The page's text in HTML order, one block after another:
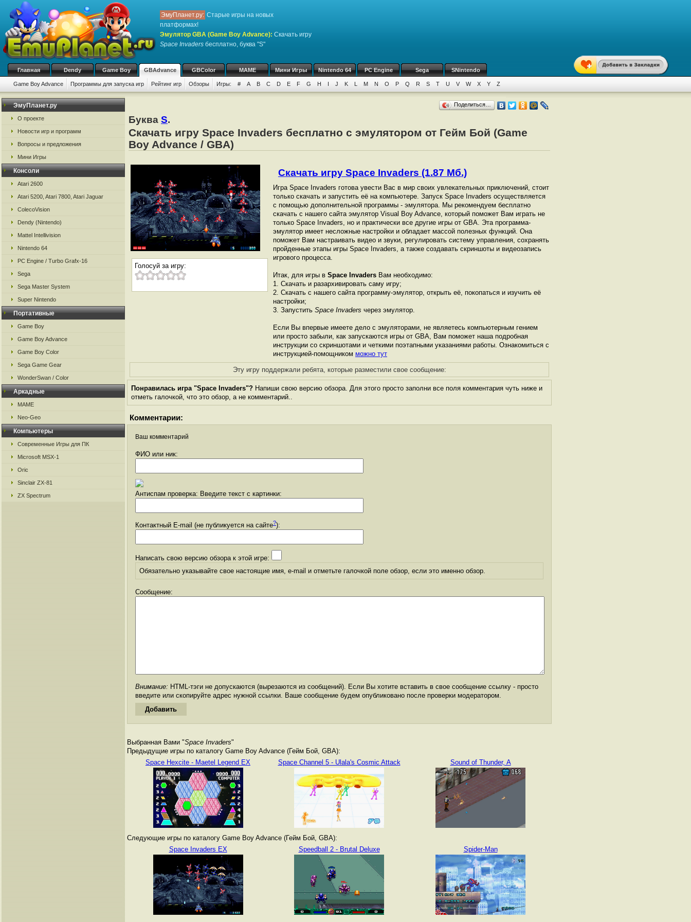
ЭмуПланет.ру: Старые игры на новых
платформах!
Эмулятор GBA (Game Boy Advance): Скачать игру
Space Invaders бесплатно, буква "S"
Главная Dendy Game Boy GBAdvance GBColor MAME Мини Игры Nintendo 64 PC Engine Sega SNintendo
Game Boy Advance Программы для запуска игр Рейтинг игр Обзоры Игры: # A B C D E F G H I J K L M N O P Q R S T U V W X Y Z
ЭмуПланет.ру
О проекте
Новости игр и программ
Вопросы и предложения
Мини Игры
Консоли
Atari 2600
Atari 5200, Atari 7800, Atari Jaguar
ColecoVision
Dendy (Nintendo)
Mattel Intellivision
Nintendo 64
PC Engine / Turbo Grafx-16
Sega
Sega Master System
Super Nintendo
Портативные
Game Boy
Game Boy Advance
Game Boy Color
Sega Game Gear
WonderSwan / Color
Аркадные
MAME
Neo-Geo
Компьютеры
Современные Игры для ПК
Microsoft MSX-1
Oric
Sinclair ZX-81
ZX Spectrum
Поделиться…
Буква S.
Скачать игру Space Invaders бесплатно с эмулятором от Гейм Бой (Game
Boy Advance / GBA)
Голосуй за игру:
Скачать игру Space Invaders (1.87 Мб.)
Игра Space Invaders готова увести Вас в мир своих увлекательных приключений, стоит
только скачать и запустить её на компьютере. Запуск Space Invaders осуществляется
с помощью дополнительной программы - эмулятора. Мы рекомендуем бесплатно
скачать с нашего сайта эмулятор Visual Boy Advance, который поможет Вам играть не
только Space Invaders, но и практически все другие игры от GBА. Эта программа-
эмулятор имеет несложные настройки и обладает массой полезных функций. Она
поможет Вам настраивать видео и звуки, регулировать систему управления, сохранять
пройденные этапы игры Space Invaders, а также создавать скриншоты и видеозапись
игрового процесса.
Итак, для игры в Space Invaders Вам необходимо:
1. Скачать и разархивировать саму игру;
2. Скачать с нашего сайта программу-эмулятор, открыть её, покопаться и изучить её
настройки;
3. Запустить Space Invaders через эмулятор.
Если Вы впервые имеете дело с эмуляторами, не являетесь компьютерным гением
или просто забыли, как запускаются игры от GBА, Вам поможет наша подробная
инструкции со скриншотами и четкими поэтапными указаниями работы. Ознакомиться с
инструкцией-помощником можно тут
Эту игру поддержали ребята, которые разместили свое сообщение:
Понравилась игра "Space Invaders"? Напиши свою версию обзора. Для этого просто заполни все поля комментария чуть ниже и
отметь галочкой, что это обзор, а не комментарий..
Комментарии:
Ваш комментарий
ФИО или ник:
Антиспам проверка: Введите текст с картинки:
Контактный E-mail (не публикуется на сайте?):
Написать свою версию обзора к этой игре:
Обязательно указывайте свое настоящие имя, e-mail и отметьте галочкой поле обзор, если это именно обзор.
Сообщение:
Внимание: HTML-тэги не допускаются (вырезаются из сообщений). Если Вы хотите вставить в свое сообщение ссылку - просто
введите или скопируйте адрес нужной ссылки. Ваше сообщение будем опубликовано после проверки модератором.
Выбранная Вами "Space Invaders"
Предыдущие игры по каталогу Game Boy Advance (Гейм Бой, GBA):
Space Hexcite - Maetel Legend EX
Space Channel 5 - Ulala's Cosmic Attack Sound of Thunder, A
Следующие игры по каталогу Game Boy Advance (Гейм Бой, GBA):
Space Invaders EX
Speedball 2 - Brutal Deluxe Spider-Man